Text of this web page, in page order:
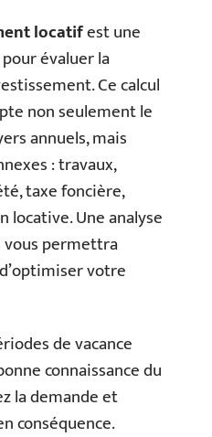
locatifest une
évaluer la
Ce calcul
non seulement le
annuels, mais
: travaux,
taxe foncière,
locative. Une analyse
vous permettra
votre
de vacance
connaissance du
la demande et
conséquence.